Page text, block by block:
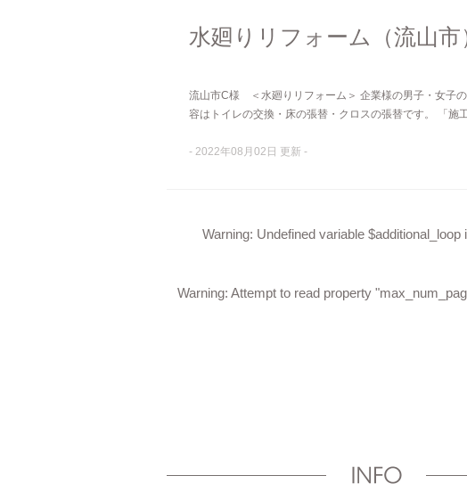
水廻りリフォーム（流山市
流山市C様 ＜水廻りリフォーム＞ 企業様の男子・女子
容はトイレの交換・床の張替・クロスの張替です。 「施
- 2022年08月02日 更新 -
Warning: Undefined variable $additional_loop
Warning: Attempt to read property